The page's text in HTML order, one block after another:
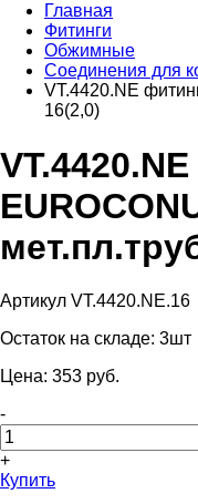
Главная
Фитинги
Обжимные
Соединения для
VT.4420.NE
16(2,0)
Артикул VT.4420.NE.16
Остаток на складе: 3шт
Цена: 353 pуб.
-
+
Купить